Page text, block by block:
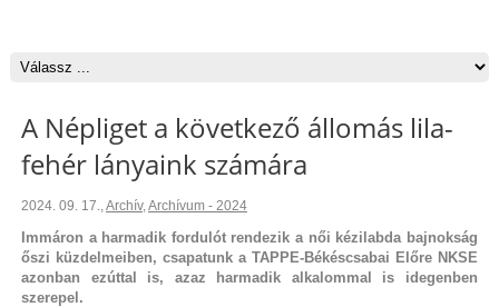
A Népliget a következő állomás lila-
fehér lányaink számára
2024. 09. 17.,Archív,Archívum - 2024
Immáron a harmadik fordulót rendezik a női kézilabda bajnokság
őszi küzdelmeiben, csapatunk a TAPPE-Békéscsabai Előre NKSE
azonban ezúttal is, azaz harmadik alkalommal is idegenben
szerepel.